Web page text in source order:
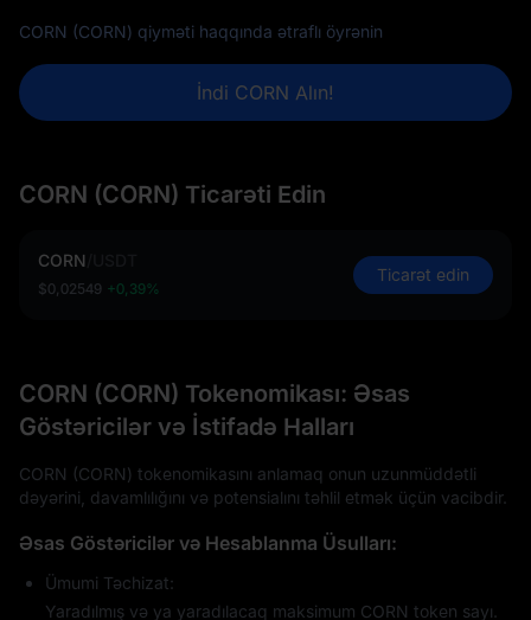
CORN (CORN) qiyməti haqqında ətraflı öyrənin
İndi CORN Alın!
CORN (CORN) Ticarəti Edin
CORN
$0,02549 +0,39%
Ticarət edin
CORN (CORN) Tokenomikası: Əsas
Göstəricilər və İstifadə Halları
CORN (CORN) tokenomikasını anlamaq onun uzunmüddətli
dəyərini, davamlılığını və potensialını təhlil etmək üçün vacibdir.
Əsas Göstəricilər və Hesablanma Üsulları:
Ümumi Təchizat:
Yaradılmış və ya yaradılacaq maksimum CORN token sayı.